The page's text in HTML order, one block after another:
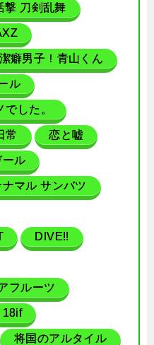
撃 刀剣乱舞
潔癖男子！青山くん
ル
した。
常 恋と嘘
ール
ナマル サンバツ
DIVE!!
フルーツ
18if
将国のアルタイル